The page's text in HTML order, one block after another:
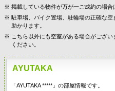
掲載している物件が万が一ご成約の場合
駐車場、バイク置場、駐輪場の正確な
助かります。
こちら以外にも空室がある場合がござ
ください。
AYUTAKA
「AYUTAKA *****」の部屋情報です。